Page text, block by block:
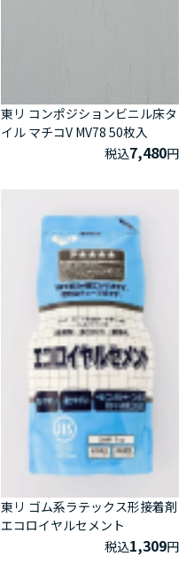
東リ コンポジションビニル床タ
イル マチコV MV78 50枚入
税込7,480円
東リ ゴム系ラテックス形接着剤
エコロイヤルセメント
税込1,309円